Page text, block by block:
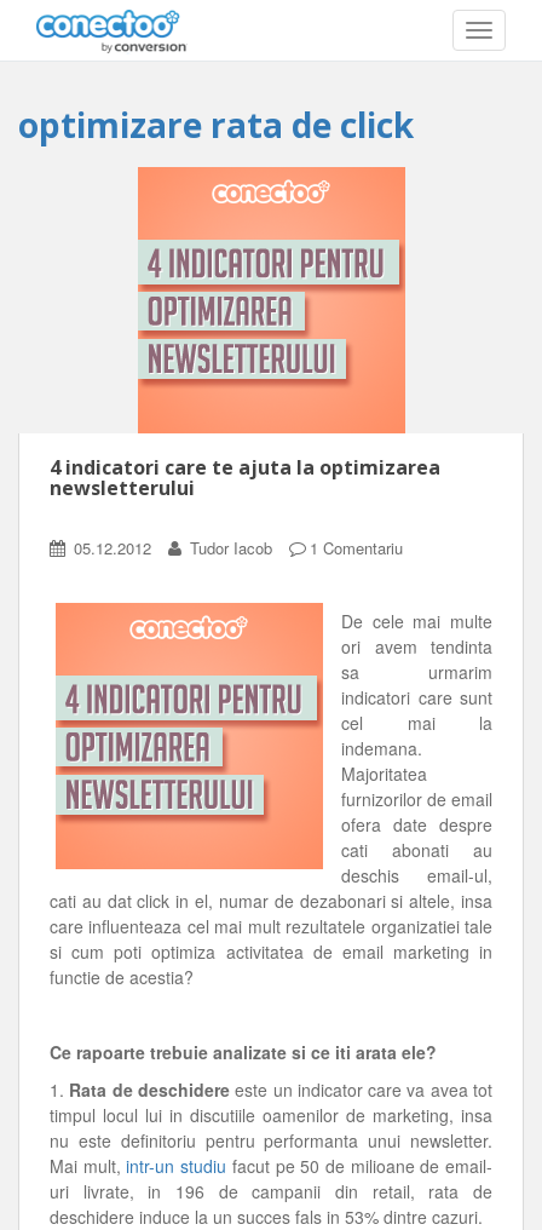
T
O
optimizare rata de click
4 indicatori care te ajuta la optimizarea
newsletterului
05.12.2012 Tudor Iacob 1 Comentariu
De cele mai multe
ori avem tendinta
sa urmarim
indicatori care sunt
cel mai la
indemana.
Majoritatea
furnizorilor de email
ofera date despre
cati abonati au
deschis email-ul,
cati au dat click in el, numar de dezabonari si altele, insa
care influenteaza cel mai mult rezultatele organizatiei tale
si cum poti optimiza activitatea de email marketing in
functie de acestia?
Ce rapoarte trebuie analizate si ce iti arata ele?
1. Rata de deschidereeste un indicator care va avea tot
timpul locul lui in discutiile oamenilor de marketing, insa
nu este definitoriu pentru performanta unui newsletter.
Mai mult,intr-un studiu facut pe 50 de milioane de email-
uri livrate, in 196 de campanii din retail, rata de
deschidere induce la un succes fals in 53% dintre cazuri.